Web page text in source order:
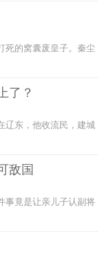
死的窝囊废皇子。秦尘
了？
辽东，他收流民，建城
敌国
事竟是让亲儿子认副将